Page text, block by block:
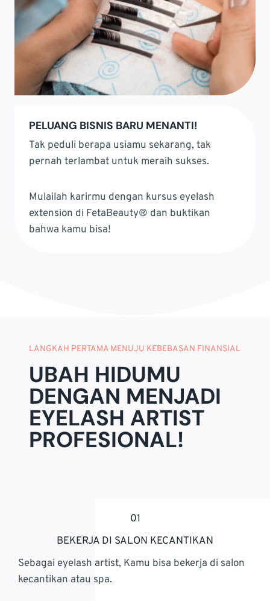
PELUANG BISNIS BARU MENANTI!
Tak peduli berapa usiamu sekarang, tak
pernah terlambat untuk meraih sukses.
Mulailah karirmu dengan kursus eyelash
extension di FetaBeauty® dan buktikan
bahwa kamu bisa!
LANGKAH PERTAMA MENUJU KEBEBASAN FINANSIAL
UBAH HIDUMU
DENGAN MENJADI
EYELASH ARTIST
PROFESIONAL!
01
BEKERJA DI SALON KECANTIKAN
Sebagai eyelash artist, Kamu bisa bekerja di salon
kecantikan atau spa.